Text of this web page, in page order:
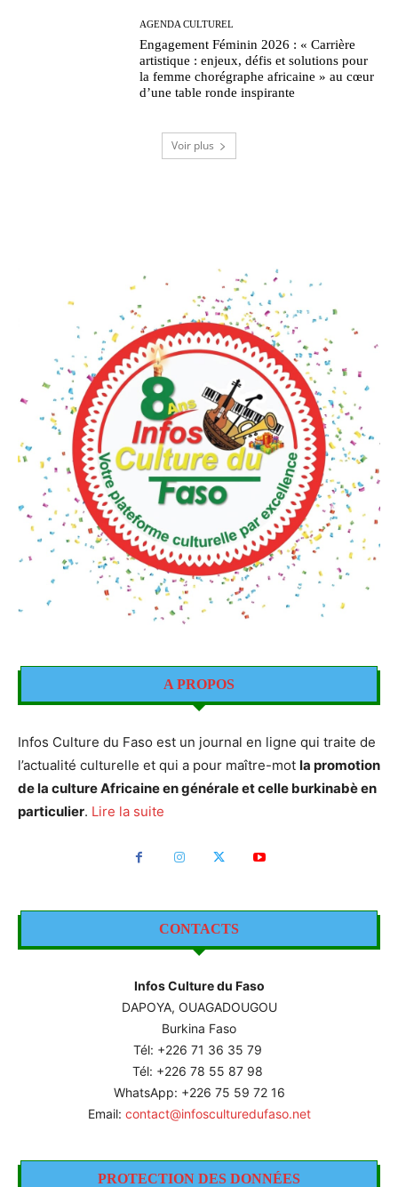
AGENDA CULTUREL
Engagement Féminin 2026 : « Carrière
artistique : enjeux, défis et solutions pour
la femme chorégraphe africaine » au cœur
d’une table ronde inspirante
Voir plus
A PROPOS
Infos Culture du Faso est un journal en ligne qui traite de
l’actualité culturelle et qui a pour maître-mot la promotion
de la culture Africaine en générale et celle burkinabè en
particulier. Lire la suite
CONTACTS
Infos Culture du Faso
DAPOYA, OUAGADOUGOU
Burkina Faso
Tél: +226 71 36 35 79
Tél: +226 78 55 87 98
WhatsApp: +226 75 59 72 16
Email: contact@infosculturedufaso.net
PROTECTION DES DONNÉES